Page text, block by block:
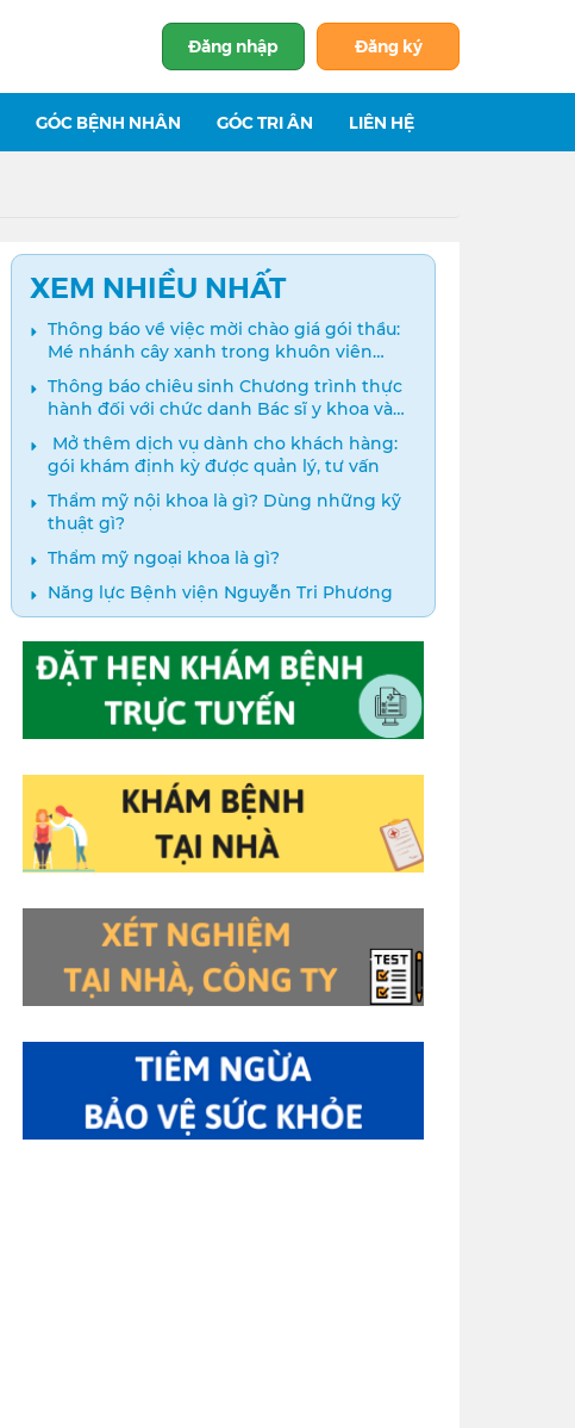
Đăng nhập Đăng ký
GÓC BỆNH NHÂN GÓC TRI ÂN LIÊN HỆ
XEM NHIỀU NHẤT
Thông báo về việc mời chào giá gói thầu:
Mé nhánh cây xanh trong khuôn viên
bệnh viện
Thông báo chiêu sinh Chương trình thực
hành đối với chức danh Bác sĩ y khoa và
Điều dưỡng năm 2024
️ Mở thêm dịch vụ dành cho khách hàng:
gói khám định kỳ được quản lý, tư vấn
Thẩm mỹ nội khoa là gì? Dùng những kỹ
thuật gì?
Thẩm mỹ ngoại khoa là gì?
Năng lực Bệnh viện Nguyễn Tri Phương